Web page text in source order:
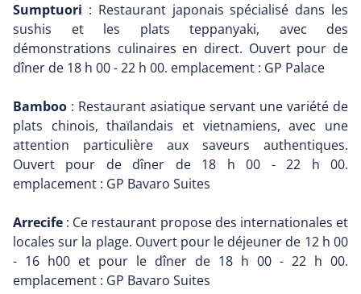
Sumptuori : Restaurant japonais spécialisé dans les
sushis et les plats teppanyaki, avec des
démonstrations culinaires en direct. Ouvert pour de
dîner de 18 h 00 - 22 h 00. emplacement : GP Palace
Bamboo : Restaurant asiatique servant une variété de
plats chinois, thaïlandais et vietnamiens, avec une
attention particulière aux saveurs authentiques.
Ouvert pour de dîner de 18 h 00 - 22 h 00.
emplacement : GP Bavaro Suites
Arrecife : Ce restaurant propose des internationales et
locales sur la plage. Ouvert pour le déjeuner de 12 h 00
- 16 h00 et pour le dîner de 18 h 00 - 22 h 00.
emplacement : GP Bavaro Suites